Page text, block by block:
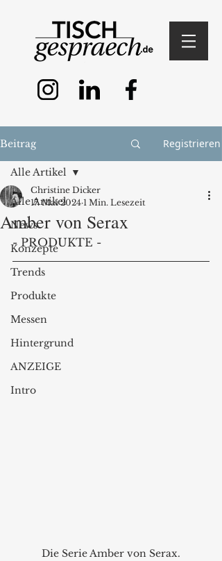
Beitrag Registrieren
Alle Artikel
News
Konzepte
Trends
Produkte
Messen
Hintergrund
ANZEIGE
Intro
Alle Artikel
Amber von Serax
Christine Dicker
17. Mai 2024 1 Min. Lesezeit
- PRODUKTE -
Die Serie Amber von Serax.